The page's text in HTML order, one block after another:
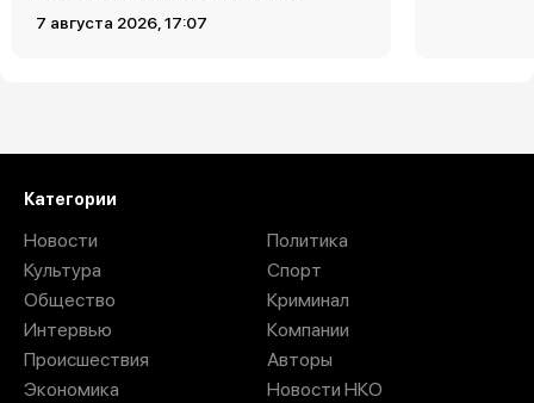
7 августа 2026, 17:07
Категории
Новости
Культура
Общество
Интервью
Происшествия
Экономика
Политика
Спорт
Криминал
Компании
Авторы
Новости НКО